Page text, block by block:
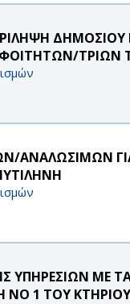
ΤΡΙΩΝ
ΑΝΑΛΩΣΙΜΩΝ
ΥΠΗΡΕΣΙΩΝ ΜΕ
1 ΤΟΥ